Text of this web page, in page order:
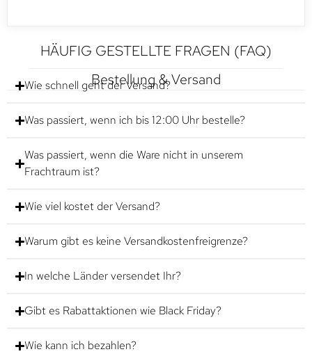
HÄUFIG GESTELLTE FRAGEN (FAQ)
Bestellung & Versand
Wie schnell geht der Versand?
Was passiert, wenn ich bis 12:00 Uhr bestelle?
Was passiert, wenn die Ware nicht in unserem
Frachtraum ist?
Wie viel kostet der Versand?
Warum gibt es keine Versandkostenfreigrenze?
In welche Länder versendet Ihr?
Gibt es Rabattaktionen wie Black Friday?
Wie kann ich bezahlen?